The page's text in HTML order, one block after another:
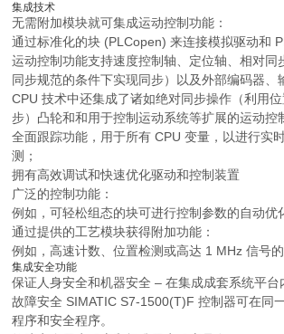
集成技术
无需附加模块就可集成运动控制功能：
通过标准化的块 (PLCopen) 来连接模拟驱动和
运动控制功能支持速度控制轴、定位轴、相对同
同步规范的条件下实现同步）以及外部编码器、
CPU 技术中还集成了诸如绝对同步操作（利用
步）凸轮和和用于控制运动系统等扩展的运动控
全面跟踪功能，用于所有 CPU 变量，以进行实
测；
拥有高效调试和快速优化驱动和控制装置
广泛的控制功能：
例如，可轻松组态的块可进行控制参数的自动优
通过提供的工艺模块获得附加功能：
例如，高速计数、位置检测或高达 1 MHz 信号
集成安全功能
保证人身安全和机器安全 – 在集成成套系统平台
故障安全 SIMATIC S7-1500(T)F 控制器可在同
程序和安全程序。